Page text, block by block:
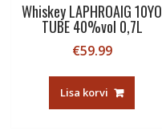
Whiskey LAPHROAIG 10YO
TUBE 40%vol 0,7L
€59.99
Lisa korvi